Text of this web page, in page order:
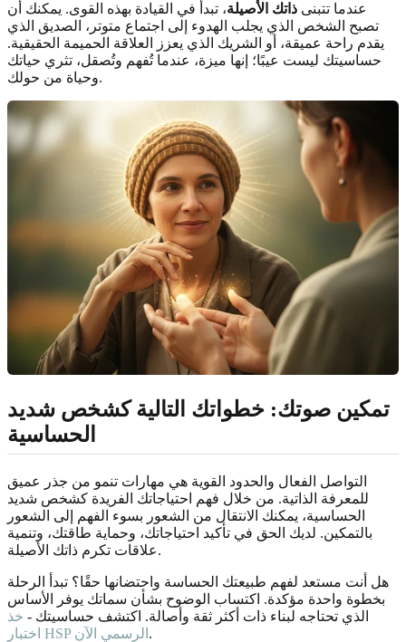
عندما تتبنى ذاتك الأصيلة، تبدأ في القيادة بهذه القوى. يمكنك أن
تصبح الشخص الذي يجلب الهدوء إلى اجتماع متوتر، الصديق الذي
يقدم راحة عميقة، أو الشريك الذي يعزز العلاقة الحميمة الحقيقية.
حساسيتك ليست عيبًا؛ إنها ميزة، عندما تُفهم وتُصقل، تثري حياتك
وحياة من حولك.
تمكين صوتك: خطواتك التالية كشخص شديد
الحساسية
التواصل الفعال والحدود القوية هي مهارات تنمو من جذر عميق
للمعرفة الذاتية. من خلال فهم احتياجاتك الفريدة كشخص شديد
الحساسية، يمكنك الانتقال من الشعور بسوء الفهم إلى الشعور
بالتمكين. لديك الحق في تأكيد احتياجاتك، وحماية طاقتك، وتنمية
علاقات تكرم ذاتك الأصيلة.
هل أنت مستعد لفهم طبيعتك الحساسة واحتضانها حقًا؟ تبدأ الرحلة
بخطوة واحدة مؤكدة. اكتساب الوضوح بشأن سماتك يوفر الأساس
الذي تحتاجه لبناء ذات أكثر ثقة وأصالة. اكتشف حساسيتك - خذ
اختبار HSP الرسمي الآن .